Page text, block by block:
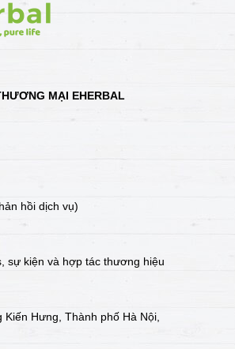
MẠI EHERBAL
hồi dịch vụ)
sự kiện và hợp tác thương hiệu
Hưng, Thành phố Hà Nội,